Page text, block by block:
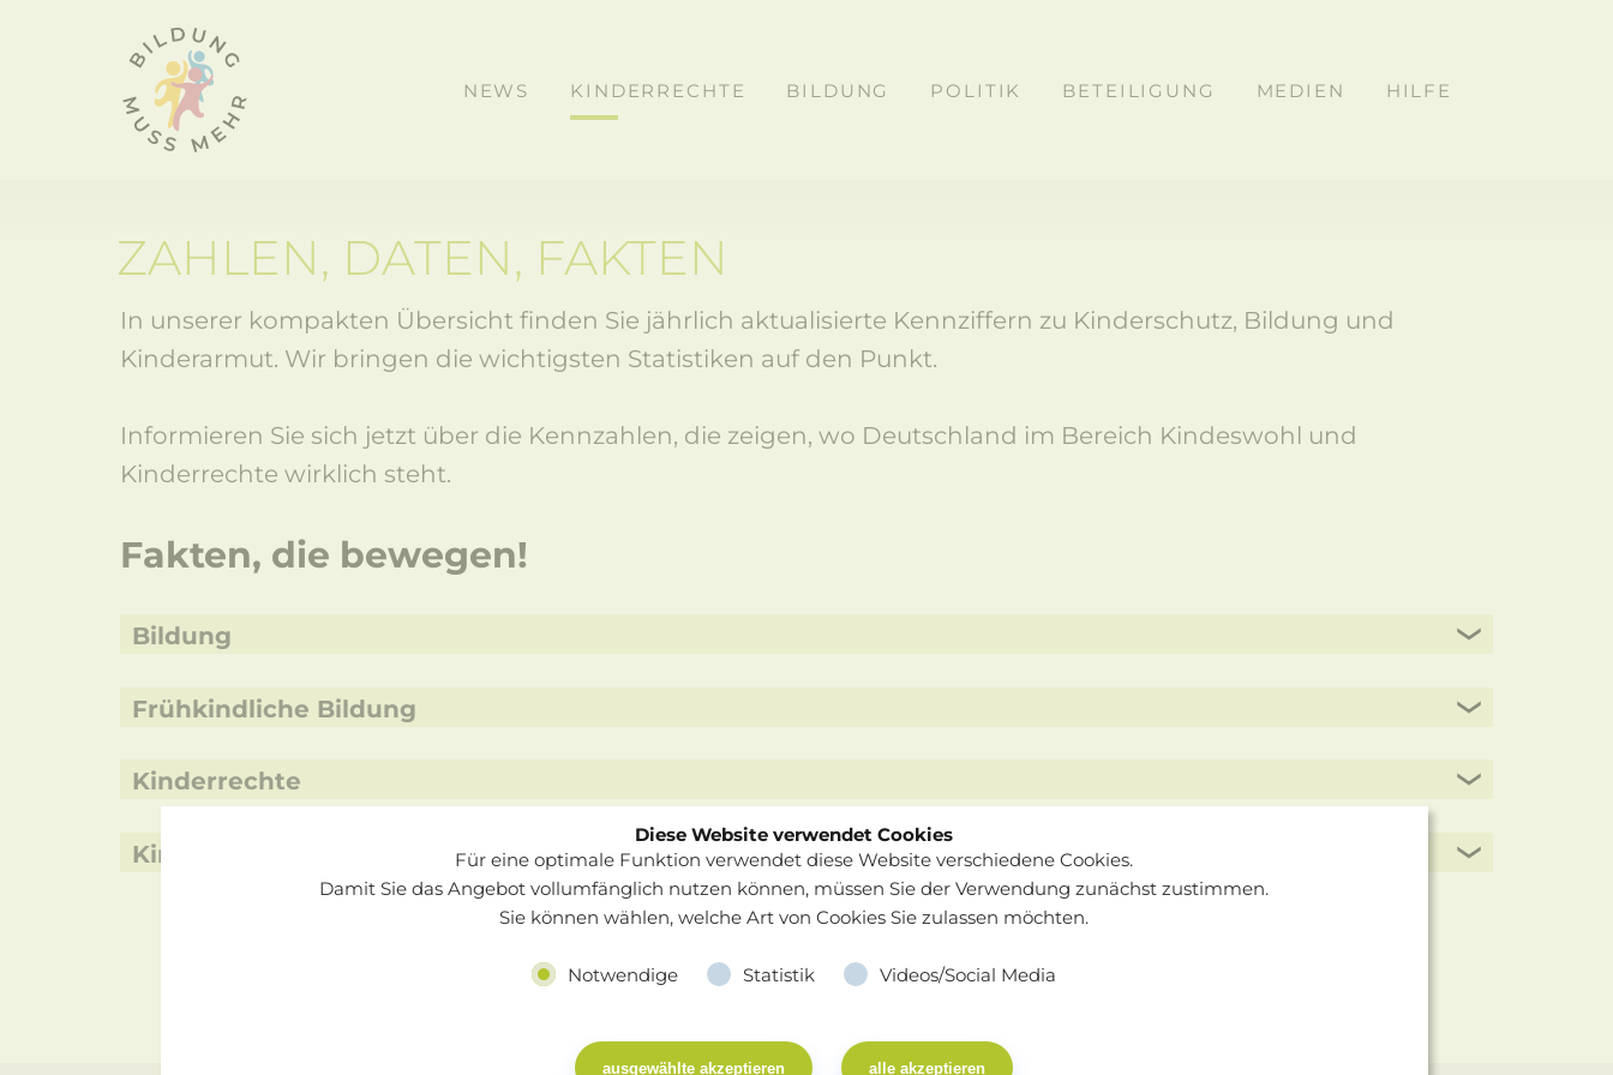
NEWS KINDERRECHTE BILDUNG POLITIK BETEILIGUNG MEDIEN HILFE
ZAHLEN, DATEN, FAKTEN
In unserer kompakten Übersicht finden Sie jährlich aktualisierte Kennziffern zu Kinderschutz, Bildung und
Kinderarmut. Wir bringen die wichtigsten Statistiken auf den Punkt.
Informieren Sie sich jetzt über die Kennzahlen, die zeigen, wo Deutschland im Bereich Kindeswohl und
Kinderrechte wirklich steht.
Fakten, die bewegen!
Bildung
Frühkindliche Bildung
Kinderrechte
Kinderarmut
Diese Website verwendet Cookies
Für eine optimale Funktion verwendet diese Website verschiedene Cookies.
Damit Sie das Angebot vollumfänglich nutzen können, müssen Sie der Verwendung zunächst zustimmen.
Sie können wählen, welche Art von Cookies Sie zulassen möchten.
Notwendige Statistik Videos/Social Media